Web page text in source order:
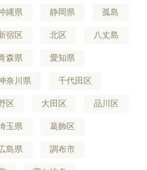
縄県 静岡県 孤島
宿区 北区 八丈島
森県 愛知県
奈川県 千代田区
区 大田区 品川区
玉県 葛飾区
島県 調布市